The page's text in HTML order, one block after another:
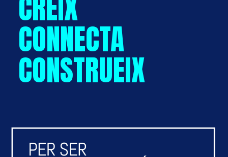
CONNECTA
CONSTRUEIX